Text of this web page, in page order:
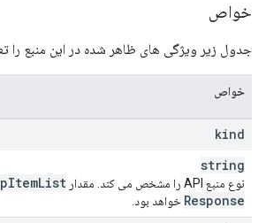
خواص
جدول زیر ویژگی های ظاهر شده در این منبع را
خواص
kind
string
نوع منبع API را مشخص می کند. مقدار ItemList
Response خواهد بود.